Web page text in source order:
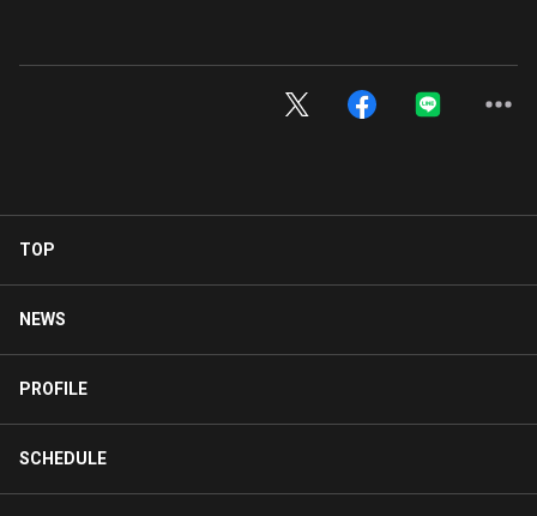
TOP
NEWS
PROFILE
SCHEDULE